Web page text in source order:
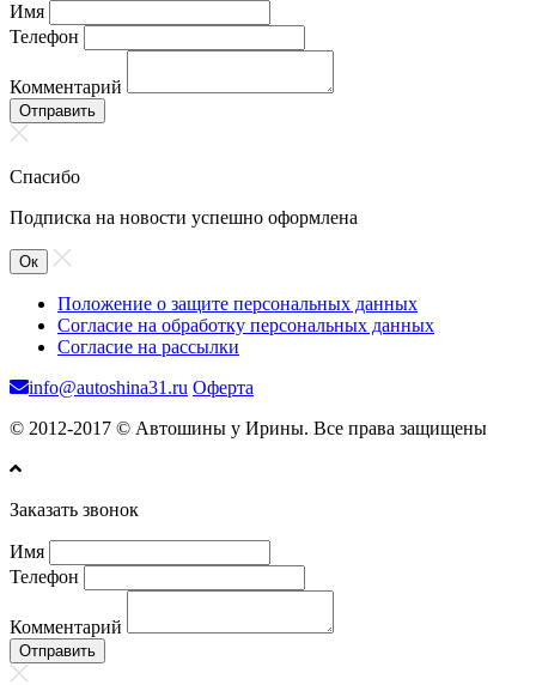
Имя
Телефон
Комментарий
Отправить
Спасибо
Подписка на новости успешно оформлена
Ок
Положение о защите персональных данных
Согласие на обработку персональных данных
Согласие на рассылки
info@autoshina31.ru Оферта
© 2012-2017 © Автошины у Ирины. Все права защищены
Заказать звонок
Имя
Телефон
Комментарий
Отправить